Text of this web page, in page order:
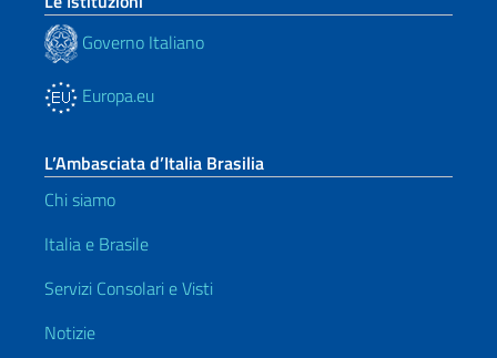
Governo Italiano
Europa.eu
L’Ambasciata d’Italia Brasilia
Chi siamo
Italia e Brasile
Servizi Consolari e Visti
Notizie